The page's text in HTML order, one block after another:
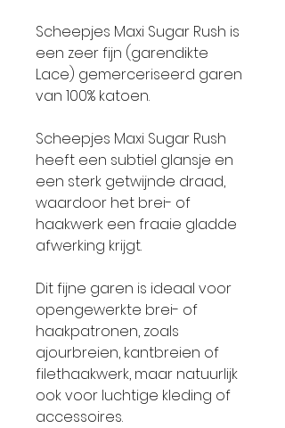
Scheepjes Maxi Sugar Rush is
een zeer fijn (garendikte
Lace) gemerceriseerd garen
van 100% katoen.
Scheepjes Maxi Sugar Rush
heeft een subtiel glansje en
een sterk getwijnde draad,
waardoor het brei- of
haakwerk een fraaie gladde
afwerking krijgt.
Dit fijne garen is ideaal voor
opengewerkte brei- of
haakpatronen, zoals
ajourbreien, kantbreien of
filethaakwerk, maar natuurlijk
ook voor luchtige kleding of
accessoires.